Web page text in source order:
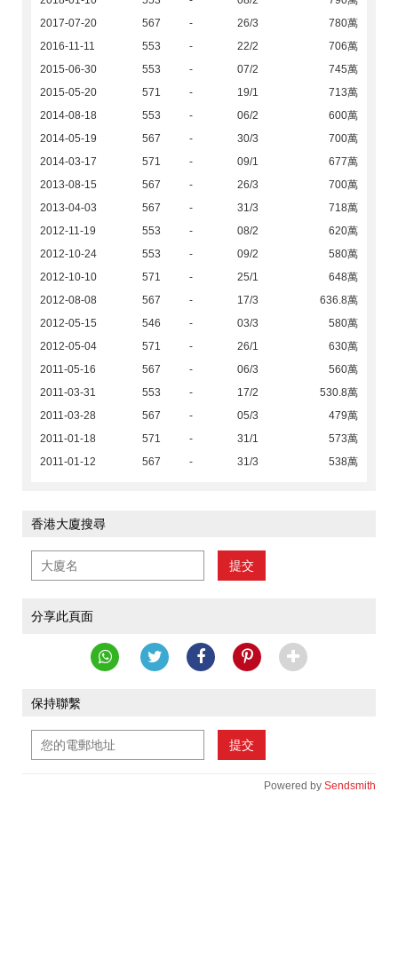
2017-07-20
567 - 26/3
780萬
2016-11-11
553 - 22/2
706萬
2015-06-30
553 - 07/2
745萬
2015-05-20
571 - 19/1
713萬
2014-08-18
553 - 06/2
600萬
2014-05-19
567 - 30/3
700萬
2014-03-17
571 - 09/1
677萬
2013-08-15
567 - 26/3
700萬
2013-04-03
567 - 31/3
718萬
2012-11-19
553 - 08/2
620萬
2012-10-24
553 - 09/2
580萬
2012-10-10
571 - 25/1
648萬
2012-08-08
567 - 17/3
636.8萬
2012-05-15
546 - 03/3
580萬
2012-05-04
571 - 26/1
630萬
2011-05-16
567 - 06/3
560萬
2011-03-31
553 - 17/2
530.8萬
2011-03-28
567 - 05/3
479萬
2011-01-18
571 - 31/1
573萬
2011-01-12
567 - 31/3 538萬
香港大廈搜尋
提交
分享此頁面
保持聯繫
提交
Powered by Sendsmith